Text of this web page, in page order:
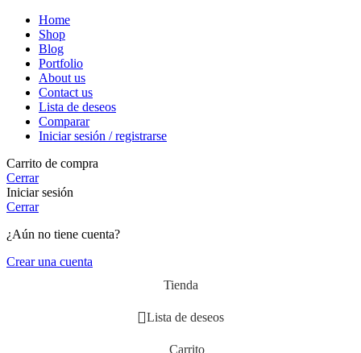
Home
Shop
Blog
Portfolio
About us
Contact us
Lista de deseos
Comparar
Iniciar sesión / registrarse
Carrito de compra
Cerrar
Iniciar sesión
Cerrar
¿Aún no tiene cuenta?
Crear una cuenta
Tienda
Lista de deseos
Carrito